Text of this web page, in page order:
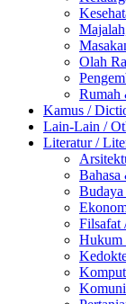
Olah
Rumah
Kamus /
Lain-Lain /
Literatur /
Bahasa
Filsafat
Hukum